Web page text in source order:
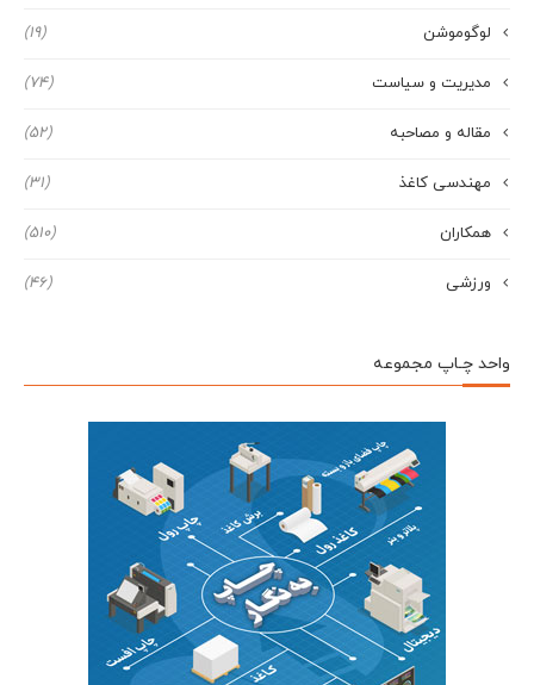
لوگوموشن (19)
مدیریت و سیاست (74)
مقاله و مصاحبه (52)
مهندسی کاغذ (31)
همکاران (510)
ورزشی (46)
واحد چـاپ مجموعه